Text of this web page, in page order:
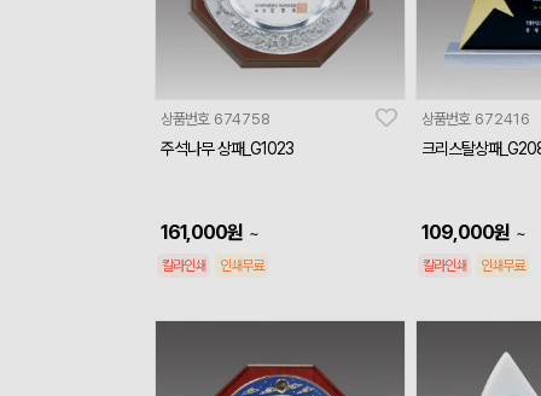
상품번호 674758
주석나무 상패_G1023
161,000원 ~
칼라인쇄 인쇄무료
상품번호 672416
크리스탈상패
109,000원 ~
칼라인쇄 인쇄무료